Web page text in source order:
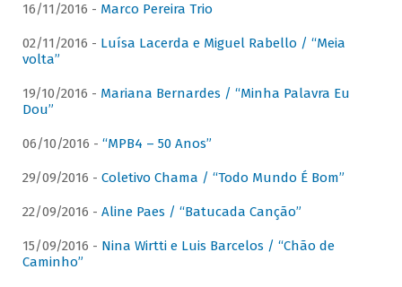
16/11/2016 - Marco Pereira Trio
02/11/2016 - Luísa Lacerda e Miguel Rabello / “Meia
volta”
19/10/2016 - Mariana Bernardes / “Minha Palavra Eu
Dou”
06/10/2016 - “MPB4 – 50 Anos”
29/09/2016 - Coletivo Chama / “Todo Mundo É Bom”
22/09/2016 - Aline Paes / “Batucada Canção”
15/09/2016 - Nina Wirtti e Luis Barcelos / “Chão de
Caminho”